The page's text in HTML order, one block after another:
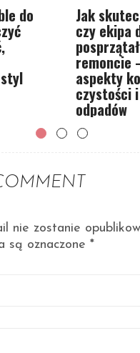
do Jak
czy ekipa
remoncie
aspekty
czystości
odpadów
nie zostanie
są oznaczone *